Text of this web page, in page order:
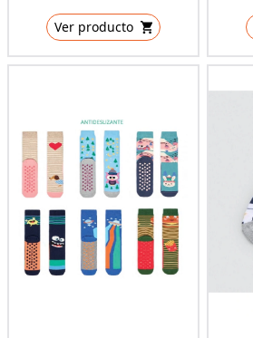
Ver producto